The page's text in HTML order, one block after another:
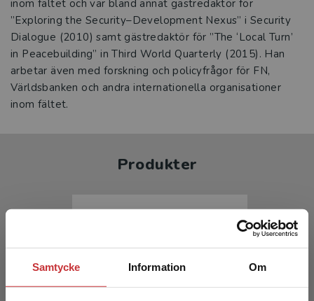
Samtycke Information Om
inom fältet och var bland annat gästredaktör för
”Exploring the Security–Development Nexus” i Security
Dialogue (2010) samt gästredaktör för ”The ‘Local Turn’
in Peacebuilding” in Third World Quarterly (2015). Han
arbetar även med forskning och policyfrågor för FN,
Världsbanken och andra internationella organisationer
inom fältet.
Produkter